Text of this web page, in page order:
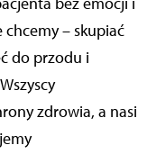
– skupiać
do przodu i
zdrowia, a nasi